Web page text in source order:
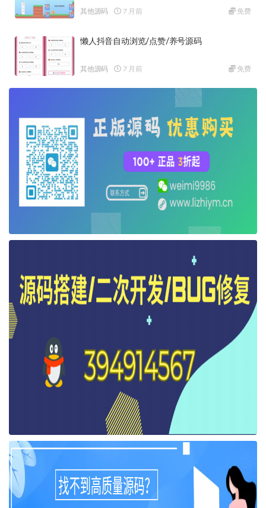
其他源码 7 月前 免费
懒人抖音自动浏览/点赞/养号源码
其他源码 7 月前 免费